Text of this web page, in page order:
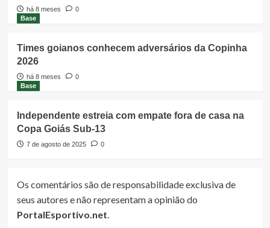
há 8 meses
0
Base
Times goianos conhecem adversários da Copinha
2026
há 8 meses
0
Base
Independente estreia com empate fora de casa na
Copa Goiás Sub-13
7 de agosto de 2025 0
Os comentários são de responsabilidade exclusiva de
seus autores e não representam a opinião do
PortalEsportivo.net.